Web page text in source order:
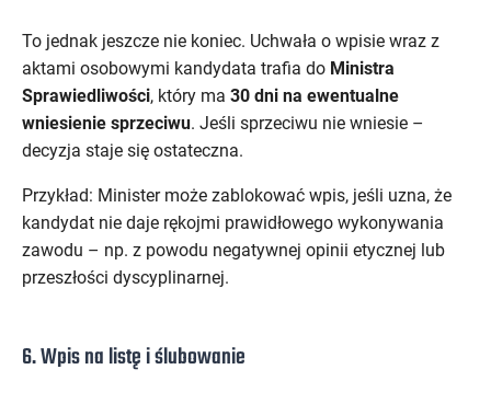
To jednak jeszcze nie koniec. Uchwała o wpisie wraz z
aktami osobowymi kandydata trafia do Ministra
Sprawiedliwości, który ma 30 dni na ewentualne
wniesienie sprzeciwu. Jeśli sprzeciwu nie wniesie –
decyzja staje się ostateczna.
Przykład: Minister może zablokować wpis, jeśli uzna, że
kandydat nie daje rękojmi prawidłowego wykonywania
zawodu – np. z powodu negatywnej opinii etycznej lub
przeszłości dyscyplinarnej.
6. Wpis na listę i ślubowanie